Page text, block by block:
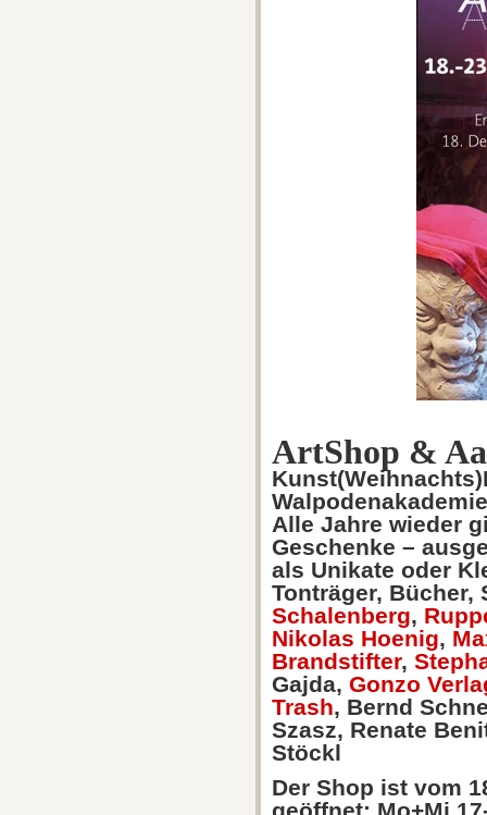
ArtShop &
Alle Jahre wieder
Geschenke –
als Unikate oder
Tonträger,
Schalenberg,
Nikolas Hoenig,
Brandstifter,
Gajda, Gonzo
Trash, Bernd
Szasz, Renate
Stöckl
Der Shop ist vom